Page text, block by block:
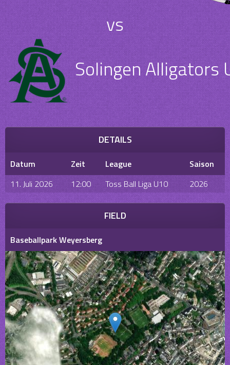
vs
Solingen Alligators
DETAILS
Datum Zeit League
Saison
11. Juli 2026
12:00 Toss Ball Liga U10 2026
FIELD
Baseballpark Weyersberg